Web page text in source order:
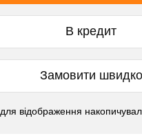
В кредит
Замовити швидко
для відображення